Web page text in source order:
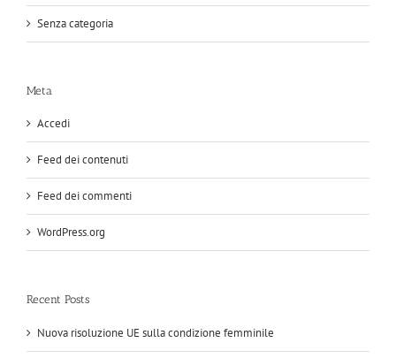
Senza categoria
Meta
Accedi
Feed dei contenuti
Feed dei commenti
WordPress.org
Recent Posts
Nuova risoluzione UE sulla condizione femminile